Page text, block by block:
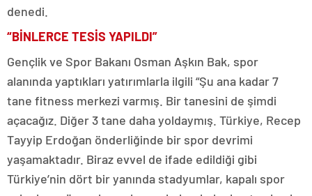
denedi.
“BİNLERCE TESİS YAPILDI”
Gençlik ve Spor Bakanı Osman Aşkın Bak, spor
alanında yaptıkları yatırımlarla ilgili “Şu ana kadar 7
tane fitness merkezi varmış. Bir tanesini de şimdi
açacağız. Diğer 3 tane daha yoldaymış. Türkiye, Recep
Tayyip Erdoğan önderliğinde bir spor devrimi
yaşamaktadır. Biraz evvel de ifade edildiği gibi
Türkiye’nin dört bir yanında stadyumlar, kapalı spor